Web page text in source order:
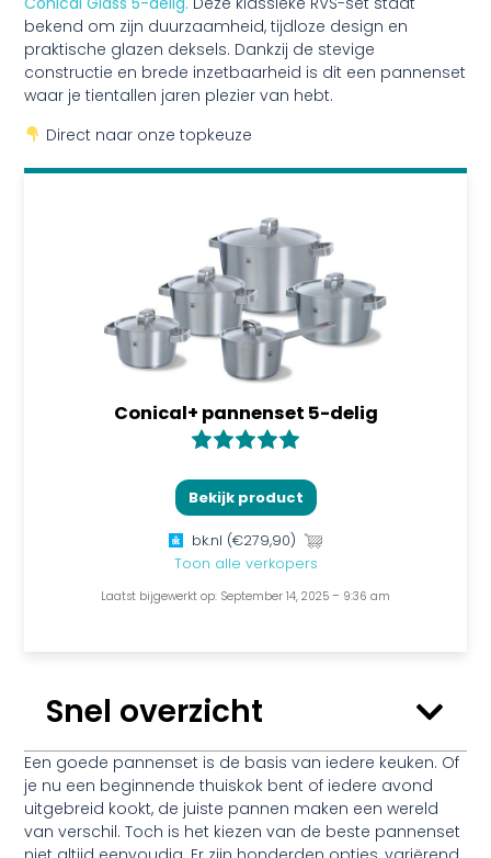
bekend om zijn duurzaamheid, tijdloze design en
praktische glazen deksels. Dankzij de stevige
constructie en brede inzetbaarheid is dit een pannenset
waar je tientallen jaren plezier van hebt.
Direct naar onze topkeuze
Conical+ pannenset 5-delig
Bekijk product
bk.nl (€279,90)
Toon alle verkopers
Laatst bijgewerkt op: September 14, 2025 – 9:36 am
Snel overzicht
Een goede pannenset is de basis van iedere keuken. Of
je nu een beginnende thuiskok bent of iedere avond
uitgebreid kookt, de juiste pannen maken een wereld
van verschil. Toch is het kiezen van de beste pannenset